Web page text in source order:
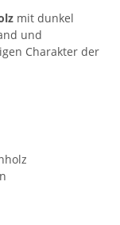
mit dunkel
und
Charakter der